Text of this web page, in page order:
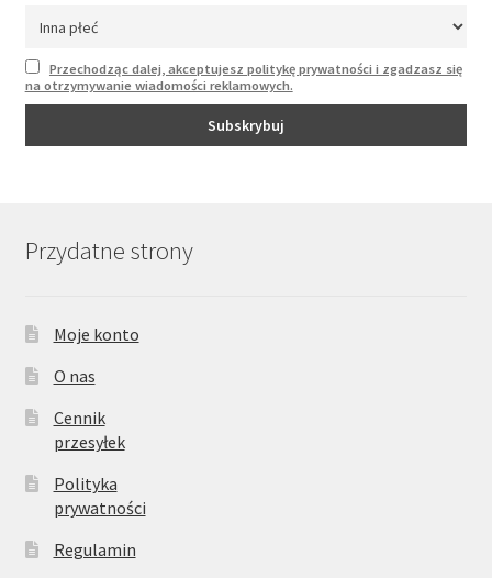
Przechodząc dalej, akceptujesz politykę prywatności i zgadzasz się
na otrzymywanie wiadomości reklamowych.
Przydatne strony
Moje konto
O nas
Cennik
przesyłek
Polityka
prywatności
Regulamin